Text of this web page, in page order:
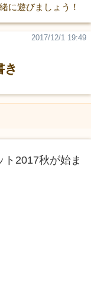
に遊びましょう！
き
2017/12/1 19:49
2017秋が始ま